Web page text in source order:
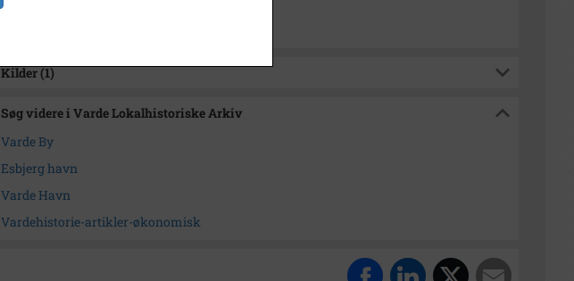
Kilder (1)
Søg videre i Varde Lokalhistoriske Arkiv
Varde By
Esbjerg havn
Varde Havn
Vardehistorie-artikler-økonomisk